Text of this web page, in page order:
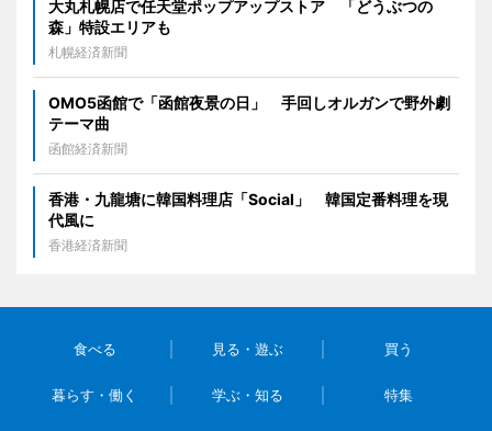
大丸札幌店で任天堂ポップアップストア 「どうぶつの
森」特設エリアも
札幌経済新聞
OMO5函館で「函館夜景の日」 手回しオルガンで野外劇
テーマ曲
函館経済新聞
香港・九龍塘に韓国料理店「Social」 韓国定番料理を現
代風に
香港経済新聞
食べる 見る・遊ぶ 買う
暮らす・働く 学ぶ・知る 特集